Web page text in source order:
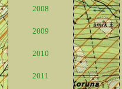
2008
2009
2010
2011